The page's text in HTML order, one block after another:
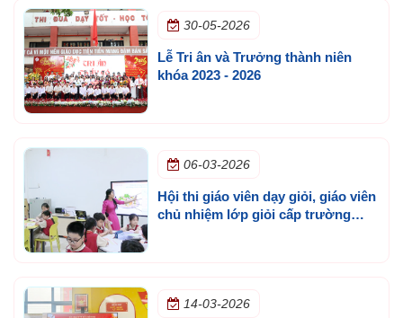
30-05-2026
Lễ Tri ân và Trưởng thành niên
khóa 2023 - 2026
06-03-2026
Hội thi giáo viên dạy giỏi, giáo viên
chủ nhiệm lớp giỏi cấp trường
14-03-2026